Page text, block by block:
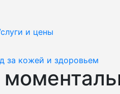
и цены
за кожей и здоровьем